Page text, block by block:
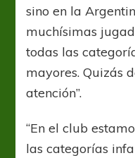
sino en la
muchísimas
todas las
mayores. Quizás
atención”.
“En el club
las categorías